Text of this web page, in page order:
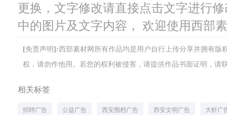
更换，文字修改请直接点击文字进行
中的图片及文字内容， 欢迎使用西部
[免责声明]:西部素材网所有作品均是用户自行上传分享并拥有版
权，请勿作他用。若您的权利被侵害，请提供作品书面证明，请
相关标签
招聘广告 公益广告 西安围档广告 西安文明广告 大虾广